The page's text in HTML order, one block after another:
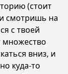
(стоит
смотришь на
с твоей
множество
вниз, и
куда-то